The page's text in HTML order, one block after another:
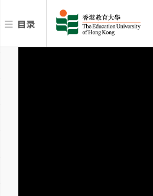
目录